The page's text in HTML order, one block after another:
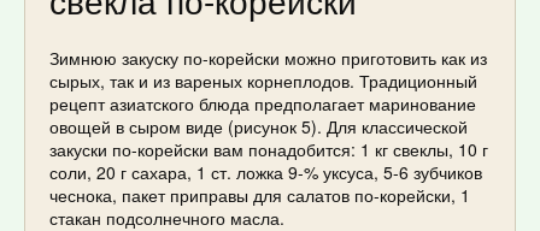
Зимнюю закуску по-корейски можно приготовить как из
сырых, так и из вареных корнеплодов. Традиционный
рецепт азиатского блюда предполагает маринование
овощей в сыром виде (рисунок 5). Для классической
закуски по-корейски вам понадобится: 1 кг свеклы, 10 г
соли, 20 г сахара, 1 ст. ложка 9-% уксуса, 5-6 зубчиков
чеснока, пакет приправы для салатов по-корейски, 1
стакан подсолнечного масла.